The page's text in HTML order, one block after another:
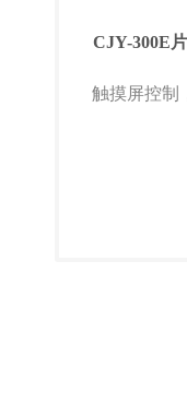
CJY-300E
触摸屏控制